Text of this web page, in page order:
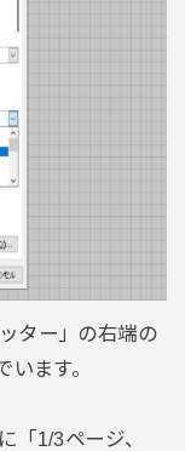
ター」の右端の
ます。
「1/3ページ、